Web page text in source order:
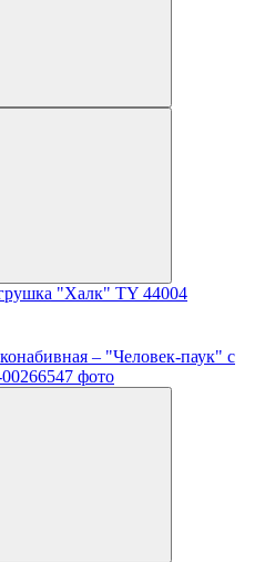
"Халк" TY 44004